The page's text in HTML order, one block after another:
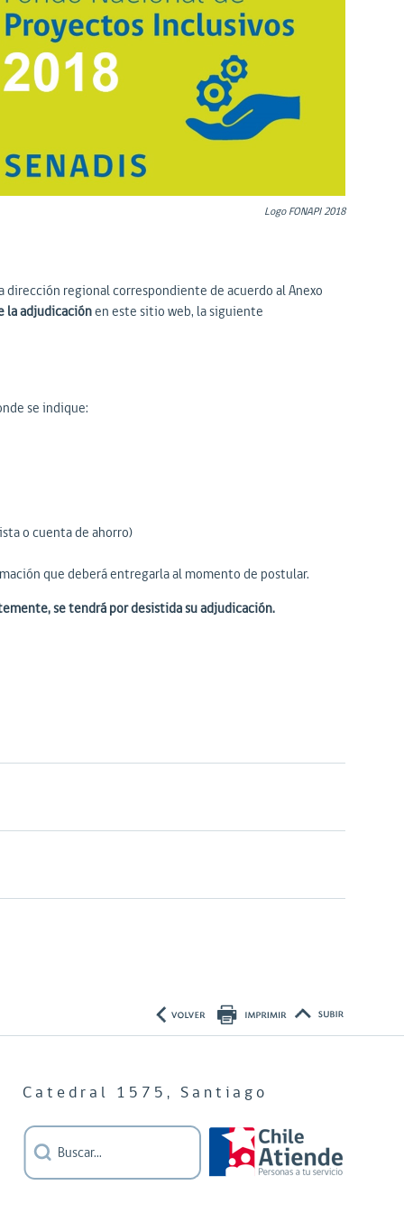
Logo FONAPI 2018
regional correspondiente de acuerdo al Anexo
la adjudicaciónen este sitio web, la siguiente
se indique:
o cuenta de ahorro)
que deberá entregarla al momento de postular.
se tendrá por desistida su adjudicación.
Catedral 1575, Santiago